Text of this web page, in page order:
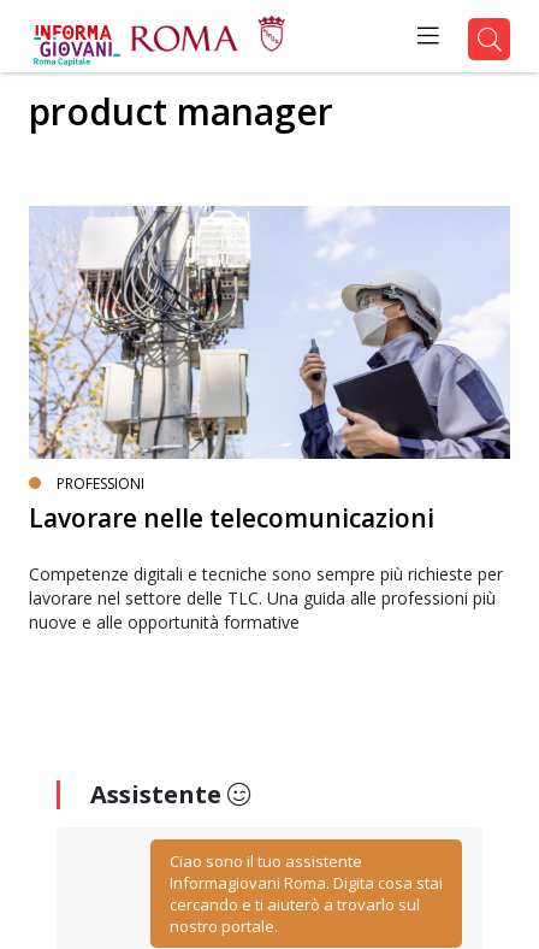
product manager
PROFESSIONI
Lavorare nelle telecomunicazioni
Competenze digitali e tecniche sono sempre più richieste per
lavorare nel settore delle TLC. Una guida alle professioni più
nuove e alle opportunità formative
Assistente
Ciao sono il tuo assistente
Informagiovani Roma. Digita cosa stai
cercando e ti aiuterò a trovarlo sul
nostro portale.